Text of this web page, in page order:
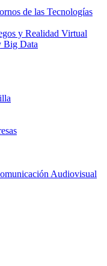
de las Tecnologías
y Realidad Virtual
Big Data
Audiovisual